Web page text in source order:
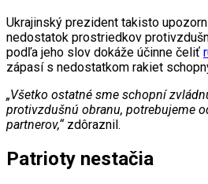
Ukrajinský prezident takisto
nedostatok prostriedkov
podľa jeho slov dokáže účinne čeliť
zápasí s nedostatkom rakiet
„Všetko ostatné sme schopní
protivzdušnú obranu, potrebujeme
partnerov,“zdôraznil.
Patrioty nestačia